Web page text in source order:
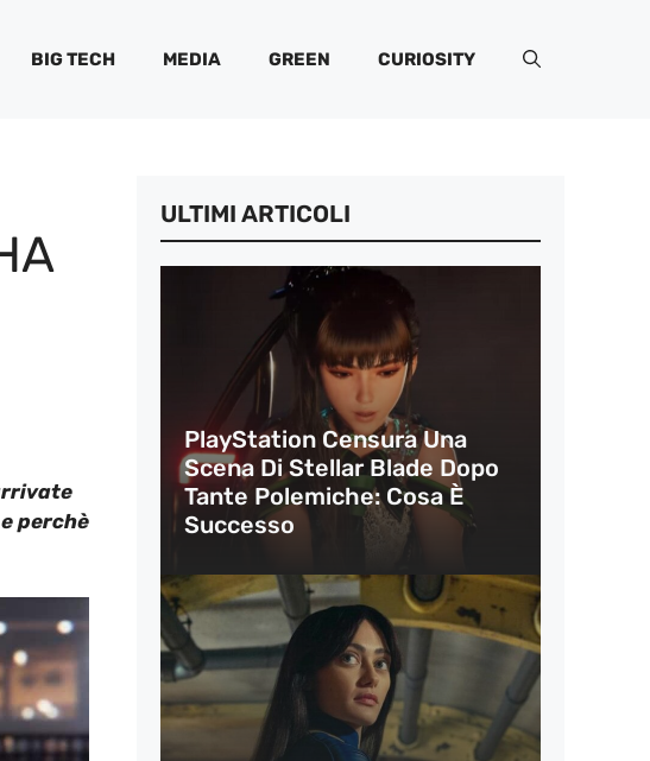
BIG TECH MEDIA GREEN CURIOSITY
perchè
ULTIMI ARTICOLI
PlayStation Censura Una
Scena Di Stellar Blade Dopo
Tante Polemiche: Cosa È
Successo